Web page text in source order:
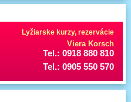
Lyžiarske kurzy, rezervácie
Viera Korsch
Tel.: 0918 880 810
Tel.: 0905 550 570